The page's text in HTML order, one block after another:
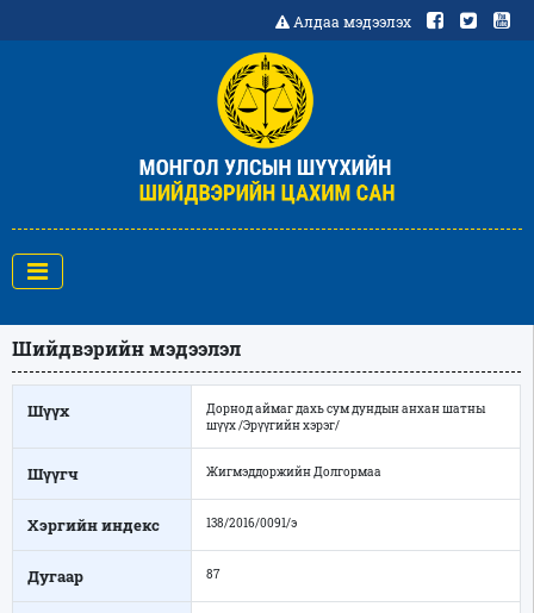
Алдаа мэдээлэх
Шийдвэрийн мэдээлэл
Шүүх
Дорнод аймаг дахь сум дундын анхан шатны
шүүх /Эрүүгийн хэрэг/
Шүүгч Жигмэддоржийн Долгормаа
Хэргийн индекс 138/2016/0091/э
Дугаар 87